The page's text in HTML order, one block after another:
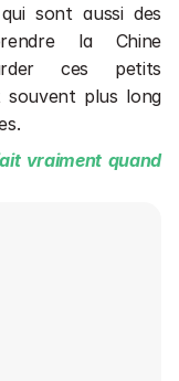
sont aussi des
la Chine
ces petits
souvent plus long
vraiment quand